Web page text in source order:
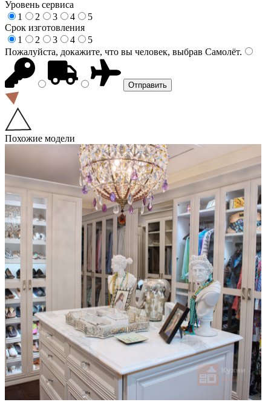
Уровень сервиса
1
2 3 4
5
Срок изготовления
1
2 3 4
5
Пожалуйста, докажите, что вы человек, выбрав Самолёт.
Похожие модели